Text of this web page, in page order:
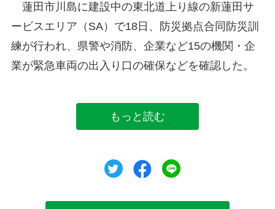
蓮田市川島に建設中の東北道上り線の新蓮田サ
ービスエリア（SA）で18日、防災拠点合同防災訓
練が行われ、県警や消防、企業など15の機関・企
業が緊急車両の出入り口の確保などを確認した。
もっと読む
ツイートシェア